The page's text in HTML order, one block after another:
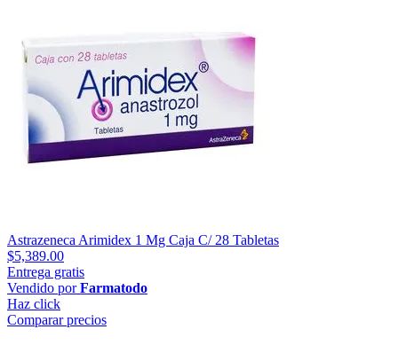
Astrazeneca Arimidex 1 Mg Caja C/ 28 Tabletas
$5,389.00
Entrega gratis
Vendido porFarmatodo
Haz click
Comparar precios